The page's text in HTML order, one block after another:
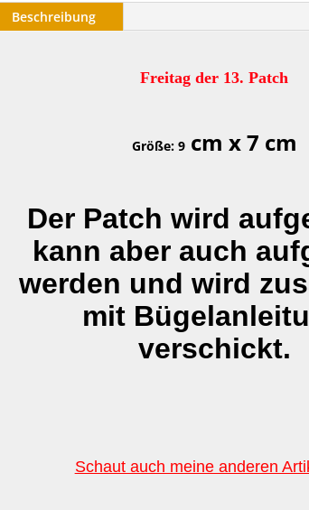
Beschreibung
Freitag der 13. Patch
Größe: 9 cm x 7 cm
Der Patch wird
kann aber auch
werden und wird
mit
verschickt.
Schaut auch meine anderen